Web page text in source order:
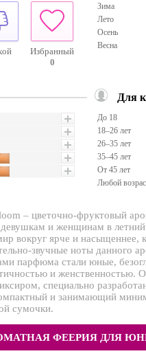
Избранный
0
Зима
Лето
Осень
Весна
Для
До 18
18–26 лет
26–35 лет
35–45 лет
От 45 лет
Любой
– цветочно-фруктовый
и женщинам в
вокруг ярче и насыщеннее,
звучные ноты данного
парфюма стали юные,
и женственностью.
специально
и занимающий
сумочки.
ФЕЕРИЯ ДЛЯ